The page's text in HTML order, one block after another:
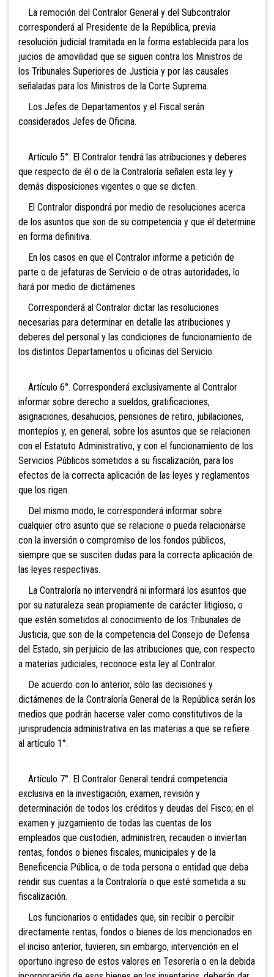
La remoción del Contralor General y del Subcontralor
corresponderá al Presidente de la República, previa
resolución judicial tramitada en la forma establecida para los
juicios de amovilidad que se siguen contra los Ministros de
los Tribunales Superiores de Justicia y por las causales
señaladas para los Ministros de la Corte Suprema.
Los Jefes de Departamentos y el Fiscal serán
considerados Jefes de Oficina.
Artículo 5°. El Contralor tendrá las atribuciones y deberes
que respecto de él o de la Contraloría señalen esta ley y
demás disposiciones vigentes o que se dicten.
El Contralor dispondrá por medio de resoluciones acerca
de los asuntos que son de su competencia y que él determine
en forma definitiva.
En los casos en que el Contralor informe a petición de
parte o de jefaturas de Servicio o de otras autoridades, lo
hará por medio de dictámenes.
Corresponderá al Contralor dictar las resoluciones
necesarias para determinar en detalle las atribuciones y
deberes del personal y las condiciones de funcionamiento de
los distintos Departamentos u oficinas del Servicio.
Artículo 6°. Corresponderá exclusivamente al Contralor
informar sobre derecho a sueldos, gratificaciones,
asignaciones, desahucios, pensiones de retiro, jubilaciones,
montepíos y, en general, sobre los asuntos que se relacionen
con el Estatuto Administrativo, y con el funcionamiento de los
Servicios Públicos sometidos a su fiscalización, para los
efectos de la correcta aplicación de las leyes y reglamentos
que los rigen.
Del mismo modo, le corresponderá informar sobre
cualquier otro asunto que se relacione o pueda relacionarse
con la inversión o compromiso de los fondos públicos,
siempre que se susciten dudas para la correcta aplicación de
las leyes respectivas.
La Contraloría no intervendrá ni informará los asuntos que
por su naturaleza sean propiamente de carácter litigioso, o
que estén sometidos al conocimiento de los Tribunales de
Justicia, que son de la competencia del Consejo de Defensa
del Estado, sin perjuicio de las atribuciones que, con respecto
a materias judiciales, reconoce esta ley al Contralor.
De acuerdo con lo anterior, sólo las decisiones y
dictámenes de la Contraloría General de la República serán los
medios que podrán hacerse valer como constitutivos de la
jurisprudencia administrativa en las materias a que se refiere
al artículo 1°.
Artículo 7°. El Contralor General tendrá competencia
exclusiva en la investigación, examen, revisión y
determinación de todos los créditos y deudas del Fisco; en el
examen y juzgamiento de todas las cuentas de los
empleados que custodien, administren, recauden o inviertan
rentas, fondos o bienes fiscales, municipales y de la
Beneficencia Pública, o de toda persona o entidad que deba
rendir sus cuentas a la Contraloría o que esté sometida a su
fiscalización.
Los funcionarios o entidades que, sin recibir o percibir
directamente rentas, fondos o bienes de los mencionados en
el inciso anterior, tuvieren, sin embargo, intervención en el
oportuno ingreso de estos valores en Tesorería o en la debida